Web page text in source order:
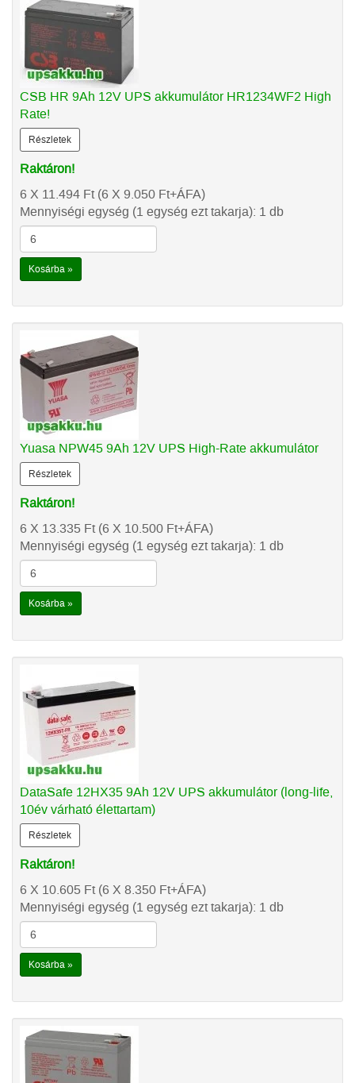
CSB HR 9Ah 12V UPS akkumulátor HR1234WF2 High
Rate!
Részletek
Raktáron!
6 X 11.494 Ft(6 X 9.050 Ft+ÁFA)
Mennyiségi egység (1 egység ezt takarja): 1 db
Kosárba »
Yuasa NPW45 9Ah 12V UPS High-Rate akkumulátor
Részletek
Raktáron!
6 X 13.335 Ft(6 X 10.500 Ft+ÁFA)
Mennyiségi egység (1 egység ezt takarja): 1 db
Kosárba »
DataSafe 12HX35 9Ah 12V UPS akkumulátor (long-life,
10év várható élettartam)
Részletek
Raktáron!
6 X 10.605 Ft(6 X 8.350 Ft+ÁFA)
Mennyiségi egység (1 egység ezt takarja): 1 db
Kosárba »